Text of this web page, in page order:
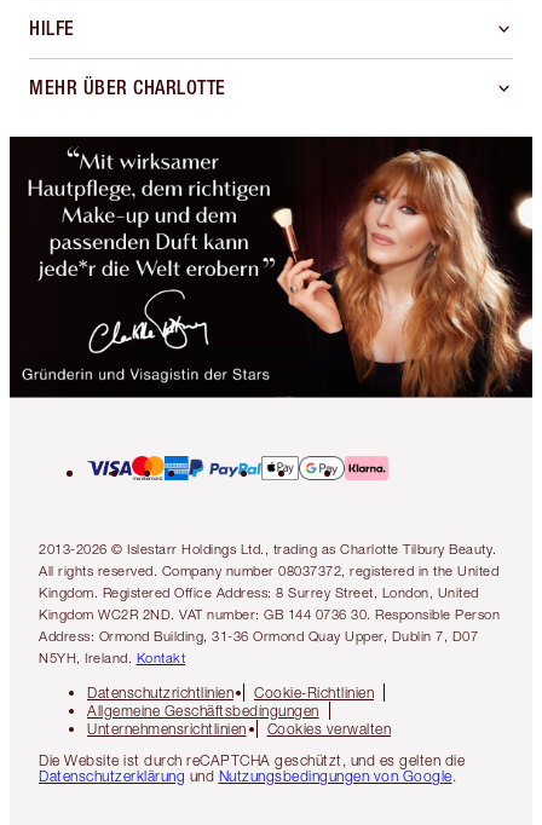
HILFE
MEHR ÜBER CHARLOTTE
2013-2026 © Islestarr Holdings Ltd., trading as Charlotte Tilbury Beauty.
All rights reserved. Company number 08037372, registered in the United
Kingdom. Registered Office Address: 8 Surrey Street, London, United
Kingdom WC2R 2ND. VAT number: GB 144 0736 30. Responsible Person
Address: Ormond Building, 31-36 Ormond Quay Upper, Dublin 7, D07
N5YH, Ireland. Kontakt
Datenschutzrichtlinien
Cookie-Richtlinien
Allgemeine Geschäftsbedingungen
Unternehmensrichtlinien
Cookies verwalten
Die Website ist durch reCAPTCHA geschützt, und es gelten die
Datenschutzerklärung und Nutzungsbedingungen von Google.